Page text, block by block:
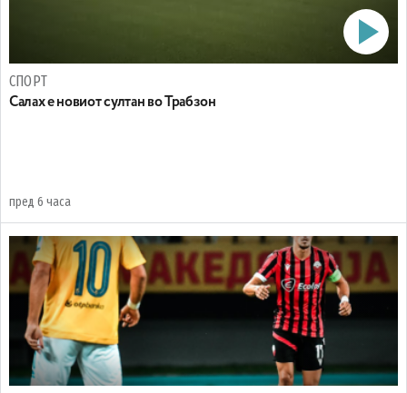
СПОРТ
Салах е новиот султан во Трабзон
пред 6 часа